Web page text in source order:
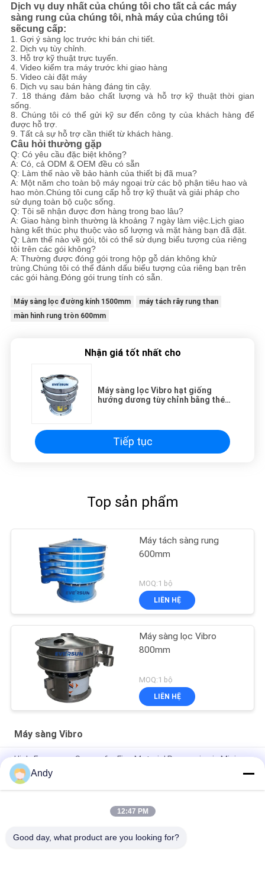
Dịch vụ duy nhất của chúng tôi cho tất cả các máy
sàng rung của chúng tôi, nhà máy của chúng tôi
sẽcung cấp:
1. Gợi ý sàng lọc trước khi bán chi tiết.
2. Dịch vụ tùy chỉnh.
3. Hỗ trợ kỹ thuật trực tuyến.
4. Video kiểm tra máy trước khi giao hàng
5. Video cài đặt máy
6. Dịch vụ sau bán hàng đáng tin cậy.
7. 18 tháng đảm bảo chất lượng và hỗ trợ kỹ thuật thời gian
sống.
8. Chúng tôi có thể gửi kỹ sư đến công ty của khách hàng để
được hỗ trợ.
9. Tất cả sự hỗ trợ cần thiết từ khách hàng.
Câu hỏi thường gặp
Q: Có yêu cầu đặc biệt không?
A: Có, cả ODM & OEM đều có sẵn
Q: Làm thế nào về bảo hành của thiết bị đã mua?
A: Một năm cho toàn bộ máy ngoại trừ các bộ phận tiêu hao và
hao mòn.Chúng tôi cung cấp hỗ trợ kỹ thuật và giải pháp cho
sử dụng toàn bộ cuộc sống.
Q: Tôi sẽ nhận được đơn hàng trong bao lâu?
A: Giao hàng bình thường là khoảng 7 ngày làm việc.Lịch giao
hàng kết thúc phụ thuộc vào số lượng và mặt hàng bạn đã đặt.
Q: Làm thế nào về gói, tôi có thể sử dụng biểu tượng của riêng
tôi trên các gói không?
A: Thường được đóng gói trong hộp gỗ dán không khử
trùng.Chúng tôi có thể đánh dấu biểu tượng của riêng bạn trên
các gói hàng.Đóng gói trung tính có sẵn.
Máy sàng lọc đường kính 1500mm
máy tách rây rung than
màn hình rung tròn 600mm
Nhận giá tốt nhất cho
Máy sàng lọc Vibro hạt giống
hướng dương tùy chỉnh bằng thép
Tiếp tục
Top sản phẩm
Máy tách sàng rung
600mm
MOQ:1 bộ
LIÊN HỆ
Máy sàng lọc Vibro
800mm
MOQ:1 bộ
LIÊN HỆ
Máy sàng Vibro
High-Frequency Screen for Fine Material Processing in Mining
and Building Materials
Máy sàng rung tần số cao để phân loại vật liệu hạt mịn
Màn hình tần số cao với thông số rung có thể điều chỉnh để
Andy
12:47 PM
Good day, what product are you looking for?